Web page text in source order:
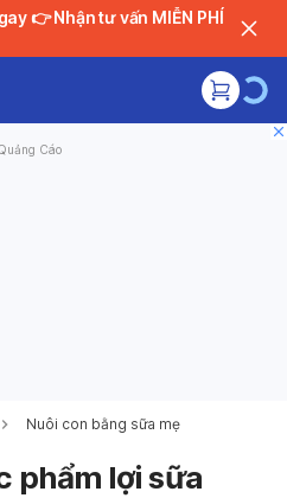
PHÍ
Cáo
Nuôi con bằng sữa mẹ
phẩm lợi sữa